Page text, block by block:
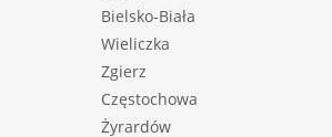
Bielsko-Biała
Wieliczka
Zgierz
Częstochowa
Żyrardów